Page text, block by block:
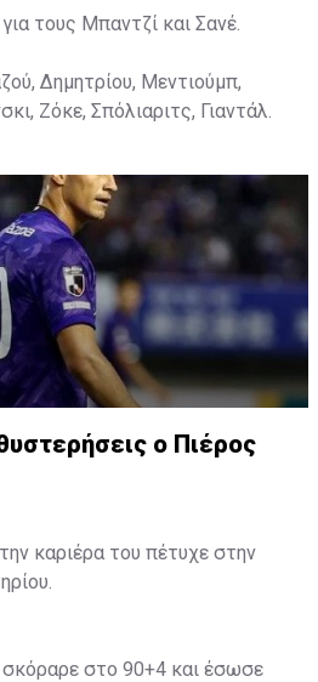
τους Μπαντζί και Σανέ.
Δημητρίου, Μεντιούμπ,
Ζόκε, Σπόλιαριτς, Γιαντάλ.
ο Πιέρος
καριέρα του πέτυχε στην
σκόραρε στο 90+4 και έσωσε